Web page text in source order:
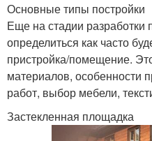
Основные типы постройки
Еще на стадии разработки
определиться как часто
пристройка/помещение.
материалов, особенности
работ, выбор мебели,
Застекленная площадка